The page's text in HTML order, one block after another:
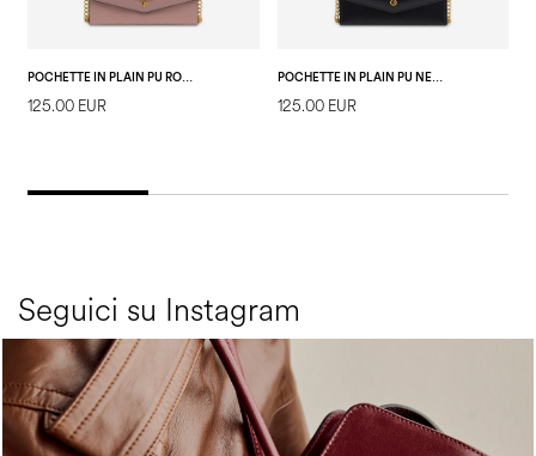
POCHETTE IN PLAIN PU ROSA ANTICO
125.00 EUR
POCHETTE IN PLAIN PU NERO
125.00 EUR
Seguici su Instagram